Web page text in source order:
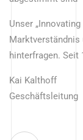
Unser
Marktverständnis
hinterfragen. Seit
Kai Kalthoff
Geschäftsleitung